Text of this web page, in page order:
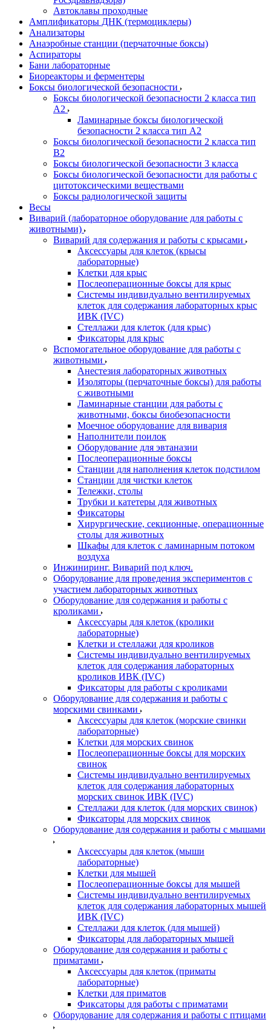
Автоклавы проходные
Амплификаторы ДНК (термоциклеры)
Анализаторы
Анаэробные станции (перчаточные боксы)
Аспираторы
Бани лабораторные
Биореакторы и ферментеры
Боксы биологической безопасности
Боксы биологической безопасности 2 класса тип
A2
Ламинарные боксы биологической
безопасности 2 класса тип A2
Боксы биологической безопасности 2 класса тип
B2
Боксы биологической безопасности 3 класса
Боксы биологической безопасности для работы с
цитотоксическими веществами
Боксы радиологической защиты
Весы
Виварий (лабораторное оборудование для работы с
животными)
Виварий для содержания и работы с крысами
Аксессуары для клеток (крысы
лабораторные)
Клетки для крыс
Послеоперационные боксы для крыс
Системы индивидуально вентилируемых
клеток для содержания лабораторных крыс
ИВК (IVC)
Стеллажи для клеток (для крыс)
Фиксаторы для крыс
Вспомогательное оборудование для работы с
животными
Анестезия лабораторных животных
Изоляторы (перчаточные боксы) для работы
с животными
Ламинарные станции для работы с
животными, боксы биобезопасности
Моечное оборудование для вивария
Наполнители поилок
Оборудование для эвтаназии
Послеоперационные боксы
Станции для наполнения клеток подстилом
Станции для чистки клеток
Тележки, столы
Трубки и катетеры для животных
Фиксаторы
Хирургические, секционные, операционные
столы для животных
Шкафы для клеток с ламинарным потоком
воздуха
Инжиниринг. Виварий под ключ.
Оборудование для проведения экспериментов с
участием лабораторных животных
Оборудование для содержания и работы с
кроликами
Аксессуары для клеток (кролики
лабораторные)
Клетки и стеллажи для кроликов
Системы индивидуально вентилируемых
клеток для содержания лабораторных
кроликов ИВК (IVC)
Фиксаторы для работы с кроликами
Оборудование для содержания и работы с
морскими свинками
Аксессуары для клеток (морские свинки
лабораторные)
Клетки для морских свинок
Послеоперационные боксы для морских
свинок
Системы индивидуально вентилируемых
клеток для содержания лабораторных
морских свинок ИВК (IVC)
Стеллажи для клеток (для морских свинок)
Фиксаторы для морских свинок
Оборудование для содержания и работы с мышами
Аксессуары для клеток (мыши
лабораторные)
Клетки для мышей
Послеоперационные боксы для мышей
Системы индивидуально вентилируемых
клеток для содержания лабораторных мышей
ИВК (IVC)
Стеллажи для клеток (для мышей)
Фиксаторы для лабораторных мышей
Оборудование для содержания и работы с
приматами
Аксессуары для клеток (приматы
лабораторные)
Клетки для приматов
Фиксаторы для работы с приматами
Оборудование для содержания и работы с птицами